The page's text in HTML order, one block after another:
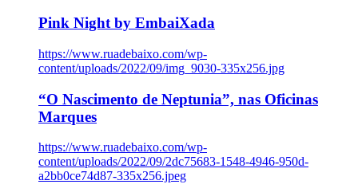
Pink Night by EmbaiXada
https://www.ruadebaixo.com/wp-
content/uploads/2022/09/img_9030-335x256.jpg
“O Nascimento de Neptunia”, nas Oficinas
Marques
https://www.ruadebaixo.com/wp-
content/uploads/2022/09/2dc75683-1548-4946-950d-
a2bb0ce74d87-335x256.jpeg